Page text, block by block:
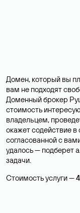
Домен, который вы
вам не подходят
Доменный брокер
стоимость
владельцем,
окажет содействие в
согласованной с
удалось — подберет
задачи.
Стоимость услуги —